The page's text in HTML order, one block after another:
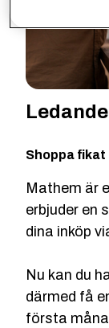
Shoppa fikat
Mathem är
erbjuder en
dina inköp
Nu kan du
därmed få
första